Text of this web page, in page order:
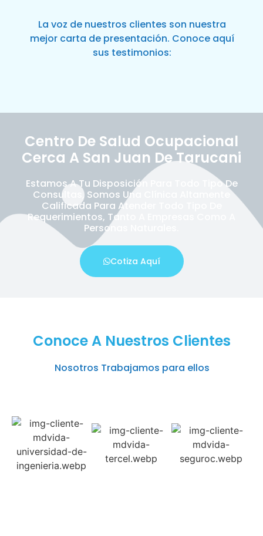
La voz de nuestros clientes son nuestra
mejor carta de presentación. Conoce aquí
sus testimonios:
Centro De Salud Ocupacional
Cerca A San Juan De Tarucani
Estamos A Tu Disposición Para Todo Tipo De
Consultas, Somos Una Clínica Altamente
Calificada Para Atender Todo Tipo De
Requerimientos, Tanto A Empresas Como A
Personas Naturales.
Cotiza Aquí
Conoce A Nuestros Clientes
Nosotros Trabajamos para ellos